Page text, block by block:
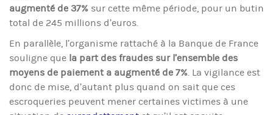
augmenté de 37% sur cette même période, pour un butin
total de 245 millions d’euros.
En parallèle, l’organisme rattaché à la Banque de France
souligne que la part des fraudes sur l’ensemble des
moyens de paiement a augmenté de 7%. La vigilance est
donc de mise, d’autant plus quand on sait que ces
escroqueries peuvent mener certaines victimes à une